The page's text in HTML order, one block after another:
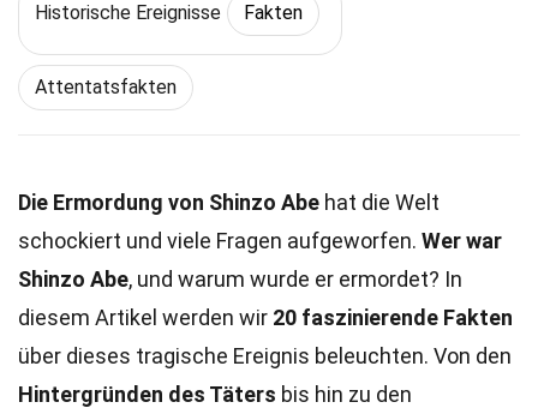
Historische Ereignisse Fakten
Attentatsfakten
Die Ermordung von Shinzo Abe hat die Welt
schockiert und viele Fragen aufgeworfen. Wer war
Shinzo Abe, und warum wurde er ermordet? In
diesem Artikel werden wir 20 faszinierende Fakten
über dieses tragische Ereignis beleuchten. Von den
Hintergründen des Täters bis hin zu den